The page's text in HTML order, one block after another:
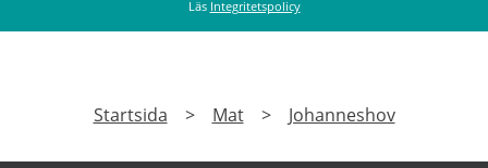
Läs Integritetspolicy
Startsida > Mat > Johanneshov